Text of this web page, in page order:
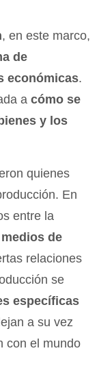
, en este marco,
de
económicas.
a cómo se
y los
quienes
En
entre la
medios de
relaciones
se
específicas
a su vez
con el mundo